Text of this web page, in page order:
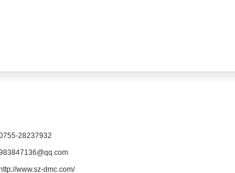
28237932
http://www.sz-dmc.com/